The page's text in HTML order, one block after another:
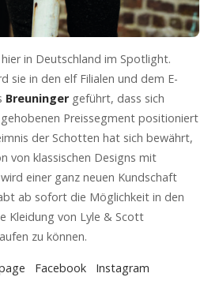
in Deutschland im Spotlight.
sie in den elf Filialen und dem E-
Breuninger geführt, dass sich
Preissegment positioniert
der Schotten hat sich bewährt,
von klassischen Designs mit
einer ganz neuen Kundschaft
ab sofort die Möglichkeit in den
Kleidung von Lyle & Scott
zu können.
Facebook Instagram